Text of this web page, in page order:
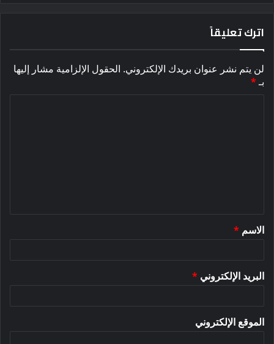
اترك تعليقاً
لن يتم نشر عنوان بريدك الإلكتروني. الحقول الإلزامية مشار إليها
بـ*
*
الاسم *
البريد الإلكتروني *
الموقع الإلكتروني